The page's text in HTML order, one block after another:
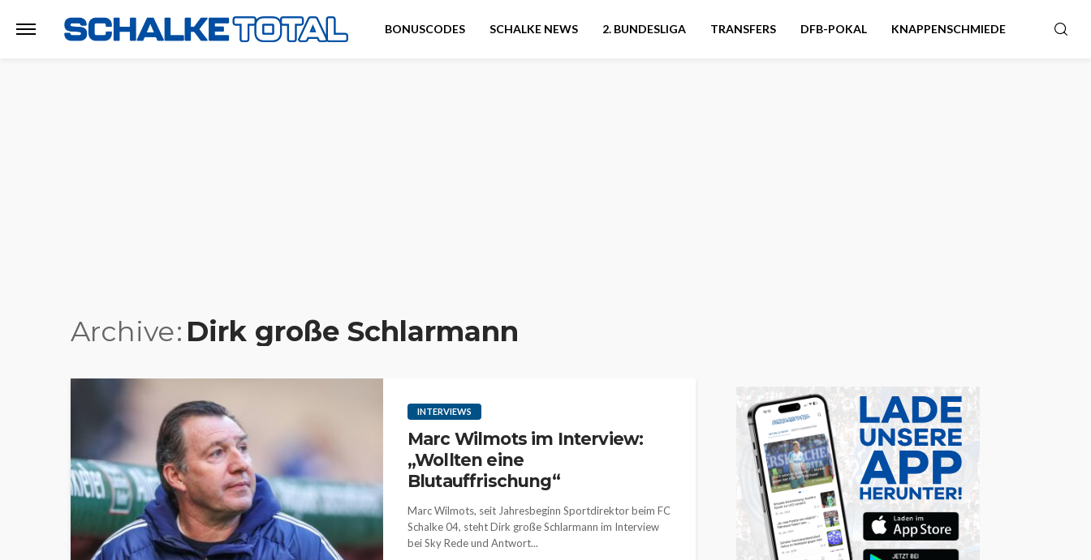
BONUSCODES SCHALKE NEWS 2. BUNDESLIGA TRANSFERS DFB-POKAL KNAPPENSCHMIEDE
Archive Dirk große Schlarmann
INTERVIEWS
Marc Wilmots im Interview:
„Wollten eine
Blutauffrischung“
Marc Wilmots, seit Jahresbeginn Sportdirektor beim FC
Schalke 04, steht Dirk große Schlarmann im Interview
bei Sky Rede und Antwort...